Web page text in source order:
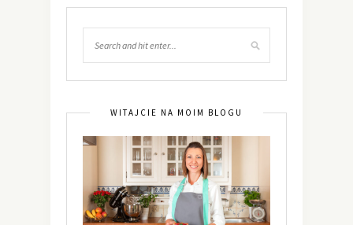
WITAJCIE NA MOIM BLOGU